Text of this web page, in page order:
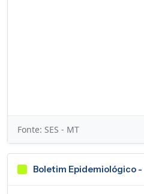
Fonte: SES - MT
Boletim Epidemiológico